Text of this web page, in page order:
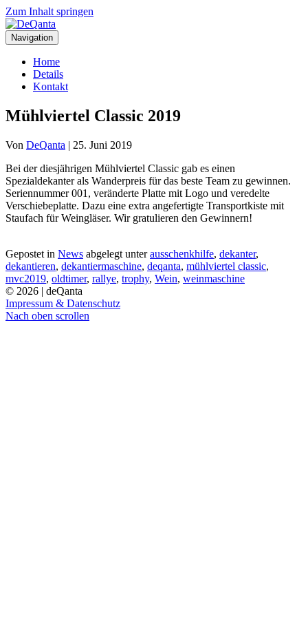
Zum Inhalt springen
Navigation
Home
Details
Kontakt
Mühlviertel Classic 2019
Von DeQanta | 25. Juni 2019
Bei der diesjährigen Mühlviertel Classic gab es einen
Spezialdekanter als Wanderpreis für das beste Team zu gewinnen.
Seriennummer 001, veränderte Platte mit Logo und veredelte
Verschiebeplatte. Dazu eine extra angefertigte Transportkiste mit
Staufach für Weingläser. Wir gratulieren den Gewinnern!
Gepostet in News abgelegt unterausschenkhilfe, dekanter,
dekantieren, dekantiermaschine, deqanta, mühlviertel classic,
mvc2019, oldtimer, rallye, trophy, Wein, weinmaschine
© 2026 | deQanta
Impressum & Datenschutz
Nach oben scrollen